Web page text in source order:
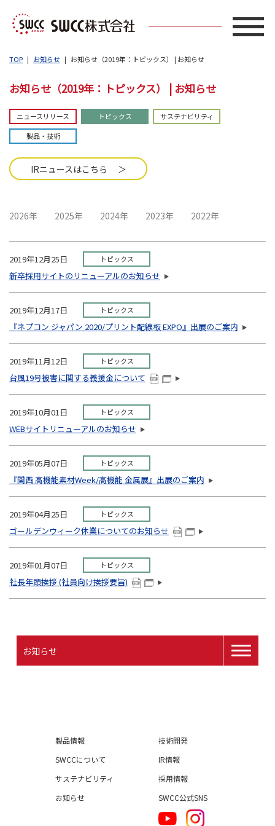
TOP お知らせ お知らせ（2019年：トピックス） | お知らせ
お知らせ（2019年：トピックス） | お知らせ
ニュースリリース トピックス
サステナビリティ
製品・技術
IRニュースはこちら ＞
2026年 2025年 2024年 2023年 2022年
2019年12月25日 トピックス
新卒採用サイトのリニューアルのお知らせ
2019年12月17日 トピックス
『ネプコン ジャパン 2020/プリント配線板 EXPO』出展のご案内
2019年11月12日 トピックス
台風19号被害に関する義援金について
2019年10月01日 トピックス
WEBサイトリニューアルのお知らせ
2019年05月07日 トピックス
『関西 高機能素材Week/高機能 金属展』出展のご案内
2019年04月25日 トピックス
ゴールデンウィーク休業についてのお知らせ
2019年01月07日 トピックス
社長年頭挨拶 (社員向け挨拶要旨)
お知らせ
製品情報
技術開発
SWCCについて
IR情報
サステナビリティ
採用情報
お知らせ
SWCC公式SNS